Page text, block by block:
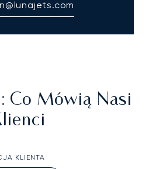
: Co Mówią Nasi
KLIENTA